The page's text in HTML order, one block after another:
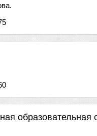
образовательная